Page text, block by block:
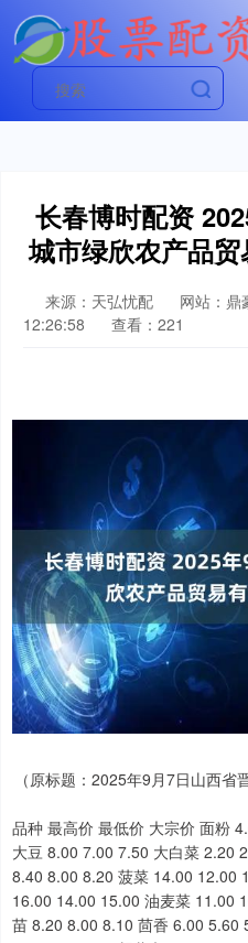
长春博时配资
城市绿欣农产品
来源：天弘忧配 网站：鼎
12:26:58
查看：221
（原标题：2025年9月7日山西
品种 最高价 最低价 大宗价 面粉
大豆 8.00 7.00 7.50 大白菜 2.20
8.40 8.00 8.20 菠菜 14.00 12.00
16.00 14.00 15.00 油麦菜 11.00
苗 8.20 8.00 8.10 茴香 6.00 5.60